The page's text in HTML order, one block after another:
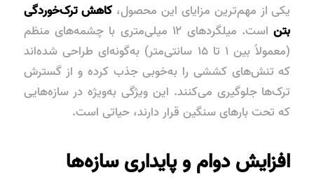
یکی از مهم‌ترین مزایای این محصول،کاهش ترک‌خوردگی
بتن
است. میلگردهای ۱۲ میلی‌متری با چشمه‌های منظم
(معمولاً بین ۱ تا ۱۵ سانتی‌متر) به‌گونه‌ای طراحی شده‌اند
که تنش‌های کششی را به‌خوبی جذب کرده و از گسترش
ترک‌ها جلوگیری می‌کنند. این ویژگی به‌ویژه در سازه‌هایی
که تحت بارهای سنگین قرار دارند، حیاتی است.
افزایش دوام و پایداری سازه‌ها